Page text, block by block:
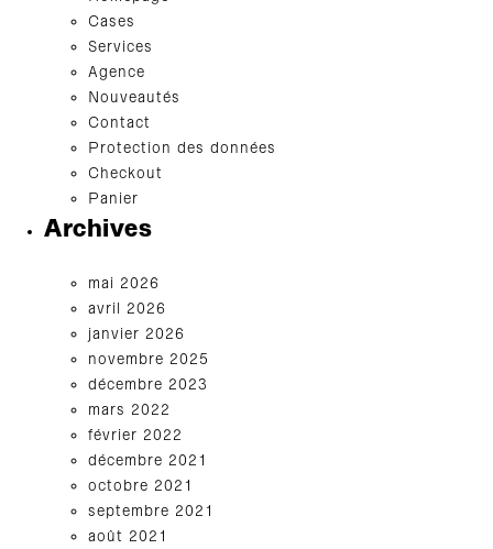
Cases
Services
Agence
Nouveautés
Contact
Protection des données
Checkout
Panier
Archives
mai 2026
avril 2026
janvier 2026
novembre 2025
décembre 2023
mars 2022
février 2022
décembre 2021
octobre 2021
septembre 2021
août 2021